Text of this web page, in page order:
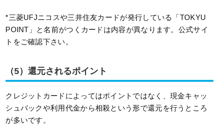
*三菱UFJニコスや三井住友カードが発行している「TOKYU
POINT」と名前がつくカードは内容が異なります。公式サイ
トをご確認下さい。
（5）還元されるポイント
クレジットカードによってはポイントではなく、現金キャッ
シュバックや利用代金から相殺という形で還元を行うところ
が多いです。